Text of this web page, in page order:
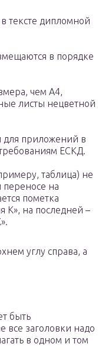
тексте дипломной
в порядке
чем А4,
листы нецветной
приложений в
ЕСКД.
таблица) не
переносе на
пометка
К», на последней –
углу справа, а
быть
все заголовки надо
в одном и том